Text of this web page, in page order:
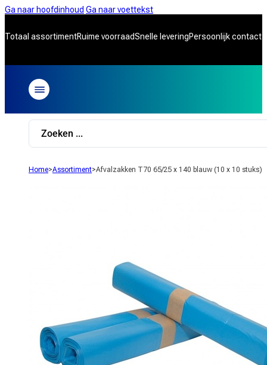
Ga naar hoofdinhoud Ga naar voettekst
Totaal assortimentRuime voorraadSnelle leveringPersoonlijk contact
Search
Home>Assortiment>Afvalzakken T70 65/25 x 140 blauw (10 x 10 stuks)